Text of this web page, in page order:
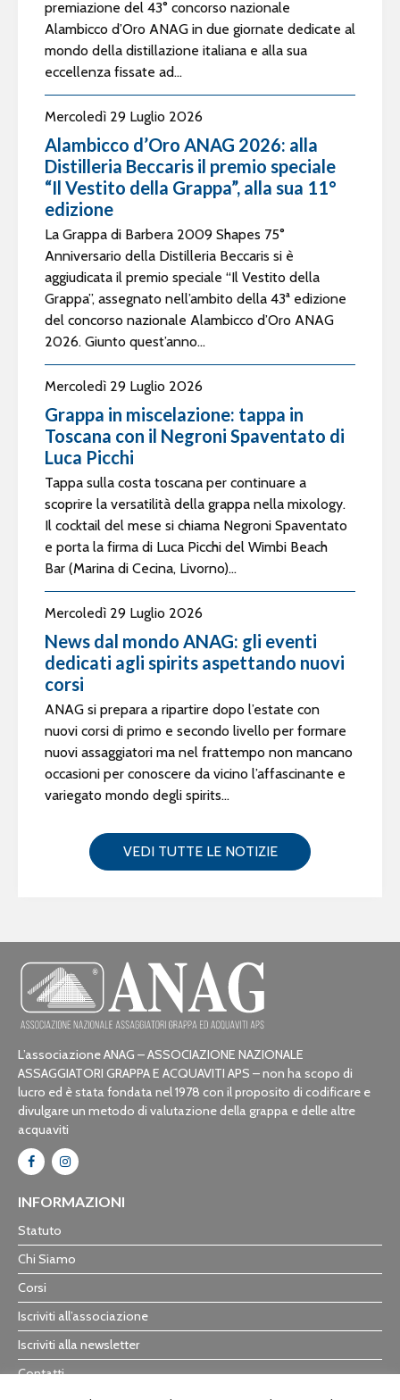
premiazione del 43° concorso nazionale
Alambicco d’Oro ANAG in due giornate dedicate al
mondo della distillazione italiana e alla sua
eccellenza fissate ad...
Mercoledì 29 Luglio 2026
Alambicco d’Oro ANAG 2026: alla
Distilleria Beccaris il premio speciale
“Il Vestito della Grappa”, alla sua 11°
edizione
La Grappa di Barbera 2009 Shapes 75°
Anniversario della Distilleria Beccaris si è
aggiudicata il premio speciale “Il Vestito della
Grappa”, assegnato nell’ambito della 43ª edizione
del concorso nazionale Alambicco d’Oro ANAG
2026. Giunto quest’anno...
Mercoledì 29 Luglio 2026
Grappa in miscelazione: tappa in
Toscana con il Negroni Spaventato di
Luca Picchi
Tappa sulla costa toscana per continuare a
scoprire la versatilità della grappa nella mixology.
Il cocktail del mese si chiama Negroni Spaventato
e porta la firma di Luca Picchi del Wimbi Beach
Bar (Marina di Cecina, Livorno)...
Mercoledì 29 Luglio 2026
News dal mondo ANAG: gli eventi
dedicati agli spirits aspettando nuovi
corsi
ANAG si prepara a ripartire dopo l’estate con
nuovi corsi di primo e secondo livello per formare
nuovi assaggiatori ma nel frattempo non mancano
occasioni per conoscere da vicino l’affascinante e
variegato mondo degli spirits...
VEDI TUTTE LE NOTIZIE
L’associazione ANAG – ASSOCIAZIONE NAZIONALE
ASSAGGIATORI GRAPPA E ACQUAVITI APS – non ha scopo di
lucro ed è stata fondata nel 1978 con il proposito di codificare e
divulgare un metodo di valutazione della grappa e delle altre
acquaviti
INFORMAZIONI
Statuto
Chi Siamo
Corsi
Iscriviti all’associazione
Iscriviti alla newsletter
Contatti